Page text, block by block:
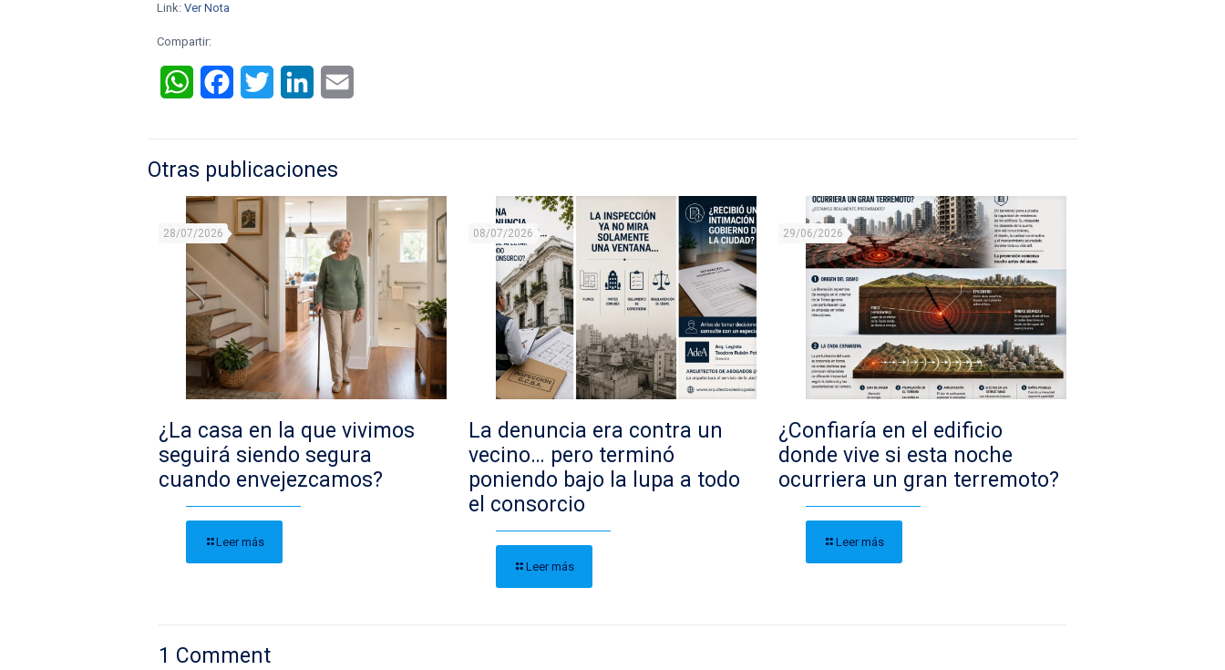
Link:Ver Nota
Compartir:
WhatsAppFacebookTwitter LinkedIn
Otras publicaciones
28/07/2026
¿La casa en la que vivimos
seguirá siendo segura
cuando envejezcamos?
Leer más
08/07/2026
La denuncia era contra un
vecino… pero terminó
poniendo bajo la lupa a todo
el consorcio
Leer más
29/06/2026
¿Confiaría en el edificio
donde vive si esta noche
ocurriera un gran terremoto?
Leer más
1 Comment